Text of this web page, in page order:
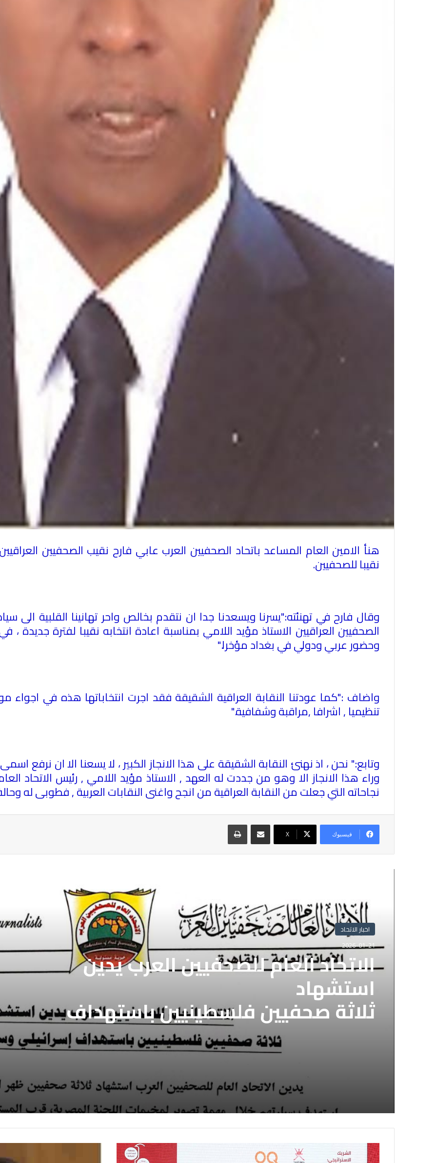
هنأ الامين العام المساعد باتحاد الصحفيين العرب عابي فارح نقيب الصحفيين
نقيبا للصحفيين.
وقال فارح في تهنئته:"يسرنا ويسعدنا جدا ان نتقدم بخالص واحر تهانينا القلبية الى
الصحفيين العراقيين الاستاذ مؤيد اللامي بمناسبة اعادة انتخابه نقيبا لفترة جديدة
وحضور عربي ودولي في بغداد مؤخرا".
واضاف :"كما عودتنا النقابة العراقية الشقيقة فقد اجرت انتخاباتها هذه في اجواء
تنظيميا , اشرافا ,مراقبة وشفافية".
وتابع:" نحن ، اذ نهنئ النقابة الشقيقة على هذا الانجاز الكبير ، لا يسعنا الا ان نرفع
وراء هذا الانجاز الا وهو من جددت له العهد , الاستاذ مؤيد اللامي , رئيس الاتحاد
نجاحاته التي جعلت من النقابة العراقية من انجح واغنى النقابات العربية , فطوبى له
فيسبوك X
مشاركة عبر البريد طباعة
اخبار الاتحاد
2026-01-21
الاتحاد العام للصحفيين العرب يدين
استشهاد
ثلاثة صحفيين فلسطينيين باستهداف
إسرائيلي وسط قطاع غزة